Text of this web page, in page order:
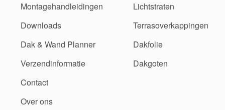
Montagehandleidingen
Downloads
Dak & Wand Planner
Verzendinformatie
Contact
Over ons
Lichtstraten
Terrasoverkappingen
Dakfolie
Dakgoten